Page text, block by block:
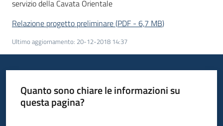
servizio della Cavata Orientale
Relazione progetto preliminare(PDF - 6,7 MB)
Ultimo aggiornamento: 20-12-2018 14:37
Quanto sono chiare le informazioni su
questa pagina?